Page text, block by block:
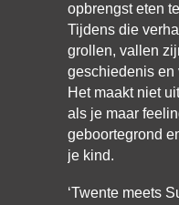
opbrengst eten
Tijdens die
grollen, vallen
geschiedenis en
Het maakt niet
als je maar
geboortegrond
je kind.
‘Twente meets